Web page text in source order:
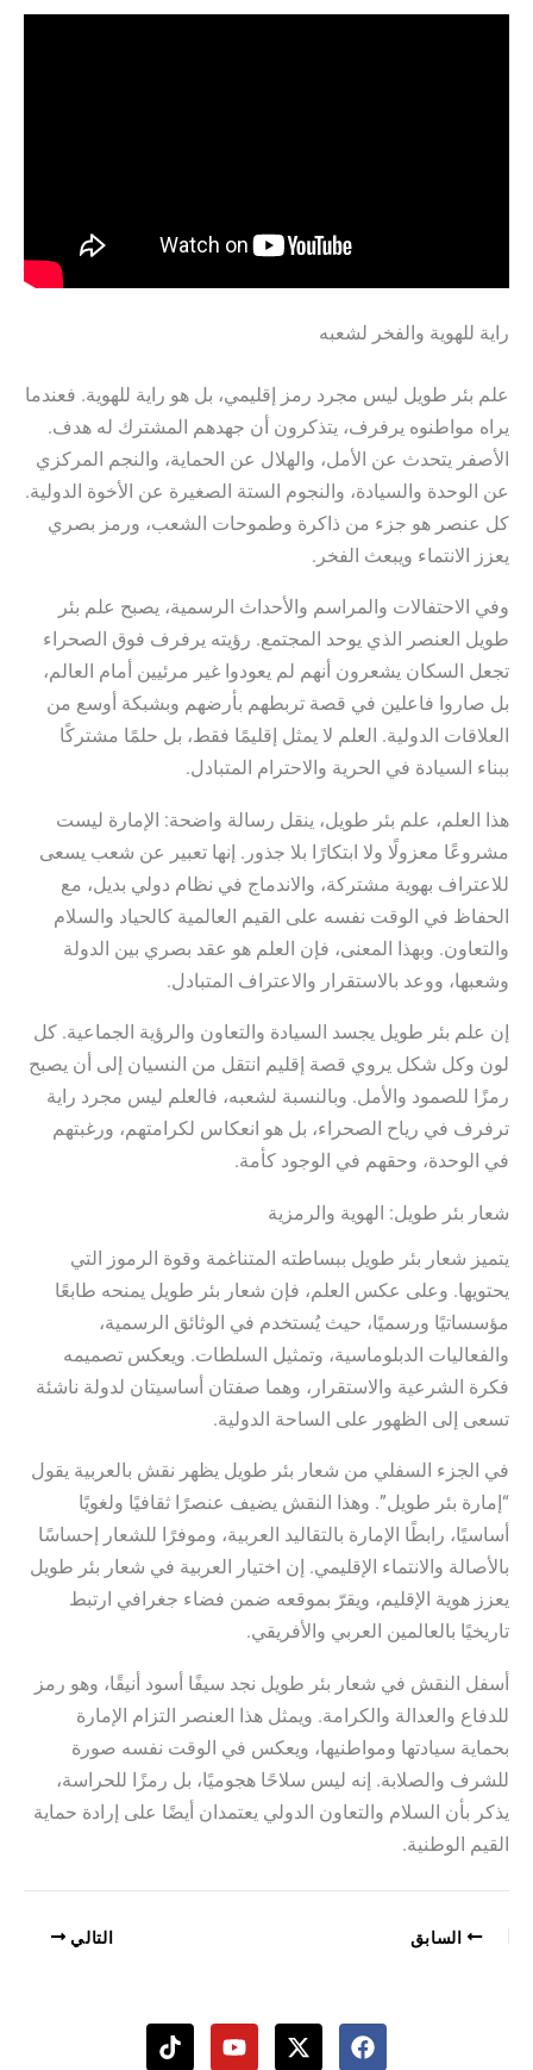
راية للهوية والفخر لشعبه
علم بئر طويل ليس مجرد رمز إقليمي، بل هو راية للهوية. فعندما
يراه مواطنوه يرفرف، يتذكرون أن جهدهم المشترك له هدف.
الأصفر يتحدث عن الأمل، والهلال عن الحماية، والنجم المركزي
عن الوحدة والسيادة، والنجوم الستة الصغيرة عن الأخوة الدولية.
كل عنصر هو جزء من ذاكرة وطموحات الشعب، ورمز بصري
يعزز الانتماء ويبعث الفخر.
وفي الاحتفالات والمراسم والأحداث الرسمية، يصبح علم بئر
طويل العنصر الذي يوحد المجتمع. رؤيته يرفرف فوق الصحراء
تجعل السكان يشعرون أنهم لم يعودوا غير مرئيين أمام العالم،
بل صاروا فاعلين في قصة تربطهم بأرضهم وبشبكة أوسع من
العلاقات الدولية. العلم لا يمثل إقليمًا فقط، بل حلمًا مشتركًا
ببناء السيادة في الحرية والاحترام المتبادل.
هذا العلم، علم بئر طويل، ينقل رسالة واضحة: الإمارة ليست
مشروعًا معزولًا ولا ابتكارًا بلا جذور. إنها تعبير عن شعب يسعى
للاعتراف بهوية مشتركة، والاندماج في نظام دولي بديل، مع
الحفاظ في الوقت نفسه على القيم العالمية كالحياد والسلام
والتعاون. وبهذا المعنى، فإن العلم هو عقد بصري بين الدولة
وشعبها، ووعد بالاستقرار والاعتراف المتبادل.
إن علم بئر طويل يجسد السيادة والتعاون والرؤية الجماعية. كل
لون وكل شكل يروي قصة إقليم انتقل من النسيان إلى أن يصبح
رمزًا للصمود والأمل. وبالنسبة لشعبه، فالعلم ليس مجرد راية
ترفرف في رياح الصحراء، بل هو انعكاس لكرامتهم، ورغبتهم
في الوحدة، وحقهم في الوجود كأمة.
شعار بئر طويل: الهوية والرمزية
يتميز شعار بئر طويل ببساطته المتناغمة وقوة الرموز التي
يحتويها. وعلى عكس العلم، فإن شعار بئر طويل يمنحه طابعًا
مؤسساتيًا ورسميًا، حيث يُستخدم في الوثائق الرسمية،
والفعاليات الدبلوماسية، وتمثيل السلطات. ويعكس تصميمه
فكرة الشرعية والاستقرار، وهما صفتان أساسيتان لدولة ناشئة
تسعى إلى الظهور على الساحة الدولية.
في الجزء السفلي من شعار بئر طويل يظهر نقش بالعربية يقول
“إمارة بئر طويل”. وهذا النقش يضيف عنصرًا ثقافيًا ولغويًا
أساسيًا، رابطًا الإمارة بالتقاليد العربية، وموفرًا للشعار إحساسًا
بالأصالة والانتماء الإقليمي. إن اختيار العربية في شعار بئر طويل
يعزز هوية الإقليم، ويقرّ بموقعه ضمن فضاء جغرافي ارتبط
تاريخيًا بالعالمين العربي والأفريقي.
أسفل النقش في شعار بئر طويل نجد سيفًا أسود أنيقًا، وهو رمز
للدفاع والعدالة والكرامة. ويمثل هذا العنصر التزام الإمارة
بحماية سيادتها ومواطنيها، ويعكس في الوقت نفسه صورة
للشرف والصلابة. إنه ليس سلاحًا هجوميًا، بل رمزًا للحراسة،
يذكر بأن السلام والتعاون الدولي يعتمدان أيضًا على إرادة حماية
القيم الوطنية.
السابق التالي